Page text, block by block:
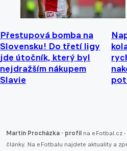
Přestupová bomba na
Slovensku! Do třetí ligy
jde útočník, který byl
nejdražším nákupem
Slavie
Martin Procházka - profil na eFotbal.cz
články. Na eFotbalu najdete aktuality a